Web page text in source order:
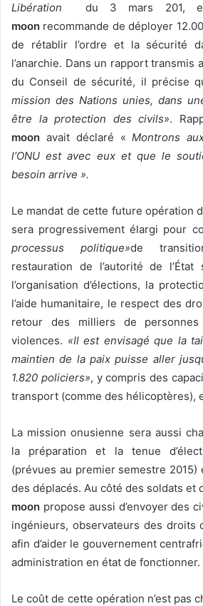
Libération du 3 mars 201,
moon recommande de déployer
de rétablir l’ordre et la sécurité
l’anarchie. Dans un rapport transmis
du Conseil de sécurité, il précise
mission des Nations unies, dans
être la protection des civils».
moon avait déclaré «Montrons
l’ONU est avec eux et que le
besoin arrive ».
Le mandat de cette future opération
sera progressivement élargi pour
processus politique»de
restauration de l’autorité de
l’organisation d’élections, la
l’aide humanitaire, le respect des
retour des milliers de
violences. «Il est envisagé que la
maintien de la paix puisse aller
1.820 policiers», y compris des
transport (comme des hélicoptères),
La mission onusienne sera aussi
la préparation et la tenue
(prévues au premier semestre 2015)
des déplacés. Au côté des soldats et
moon propose aussi d’envoyer des
ingénieurs, observateurs des droits
afin d’aider le gouvernement
administration en état de fonctionner.
Le coût de cette opération n’est pas